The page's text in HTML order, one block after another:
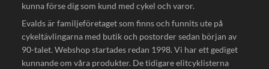
kunna förse dig som kund med cykel och varor.
Evalds är familjeföretaget som finns och funnits ute på
cykeltävlingarna med butik och postorder sedan början av
90-talet. Webshop startades redan 1998. Vi har ett gediget
kunnande om våra produkter. De tidigare elitcyklisterna